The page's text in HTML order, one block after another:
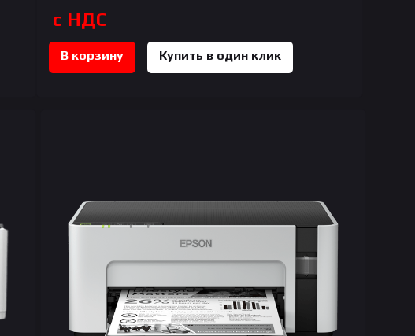
с НДС
В корзину Купить в один клик